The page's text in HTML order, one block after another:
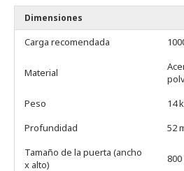
Dimensiones
Carga recomendada
Material
Peso
14
Profundidad
52
Tamaño de la puerta (ancho
x alto)